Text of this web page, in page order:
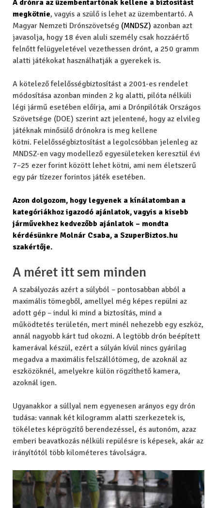
A drónra az üzembentartónak kellene a biztosítást
megkötnie,vagyis a szülő is lehet az üzembentartó. A
Magyar Nemzeti Drónszövetség (MNDSZ) azonban azt
javasolja, hogy 18 éven aluli személy csak hozzáértő
felnőtt felügyeletével vezethessen drónt, a 250 gramm
alatti játékokat használhatják a gyerekek is.
A kötelező felelősségbiztosítást a 2001-es rendelet
módosítása azonban minden 2 kg alatti, pilóta nélküli
légi jármű esetében előírja, ami a Drónpilóták Országos
Szövetsége (DOE) szerint azt jelentené, hogy az elvileg
játéknak minősülő drónokra is meg kellene
kötni. Felelősségbiztosítást a legolcsóbban jelenleg az
MNDSZ-en vagy modellező egyesületeken keresztül évi
7–25 ezer forint között lehet kötni, ami nem életszerű
egy pár tízezer forintos játék esetében.
Azon dolgozom, hogy legyenek a kínálatomban a
kategóriákhoz igazodó ajánlatok, vagyis a kisebb
járművekhez kedvezőbb ajánlatok – mondta
kérdésünkre Molnár Csaba, a SzuperBiztos.hu
szakértője.
A méret itt sem minden
A szabályozás azért a súlyból – pontosabban abból a
maximális tömegből, amellyel még képes repülni az
adott gép – indul ki mind a biztosítás, mind a
működtetés területén, mert minél nehezebb egy eszköz,
annál nagyobb kárt tud okozni. A legtöbb drón beépített
kamerával készül, ezért a súlyán kívül nincs gyárilag
megadva a maximális felszállótömeg, de azoknál az
eszközöknél, amelyekre külön rögzíthető kamera,
azoknál igen.
Ugyanakkor a súllyal nem egyenesen arányos egy drón
tudása:vannak két kilogramm alatti szerkezetek is,
tökéletes képrögzítő berendezéssel, és autonóm, azaz
emberi beavatkozás nélküli repülésre is képesek, akár az
irányítótól több kilométeres távolságra.